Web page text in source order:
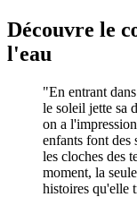
Découvre le
l'eau
"En entrant
le soleil jette sa
on a
enfants font des
les cloches des
moment, la
histoires qu'elle